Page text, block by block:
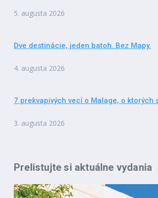
5. augusta 2026
Dve destinácie, jeden batoh. Bez Mapy.
4. augusta 2026
7 prekvapivých vecí o Malage, o ktorých
3. augusta 2026
Prelistujte si aktuálne vydania